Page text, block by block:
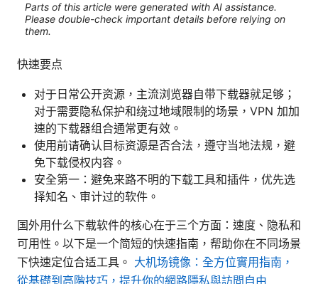
Parts of this article were generated with AI assistance.
Please double-check important details before relying on
them.
快速要点
对于日常公开资源，主流浏览器自带下载器就足够；
对于需要隐私保护和绕过地域限制的场景，VPN 加加
速的下载器组合通常更有效。
使用前请确认目标资源是否合法，遵守当地法规，避
免下载侵权内容。
安全第一：避免来路不明的下载工具和插件，优先选
择知名、审计过的软件。
国外用什么下载软件的核心在于三个方面：速度、隐私和
可用性。以下是一个简短的快速指南，帮助你在不同场景
下快速定位合适工具。 大机场镜像：全方位實用指南，
從基礎到高階技巧，提升你的網路隱私與訪問自由